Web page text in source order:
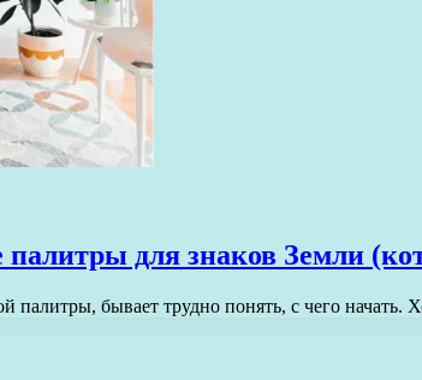
для знаков Земли
палитры, бывает трудно понять, с чего